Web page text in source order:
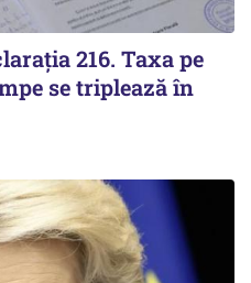
216. Taxa pe
se triplează în